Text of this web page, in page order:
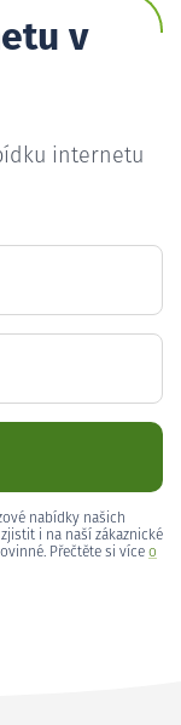
v
internetu
nabídky našich
i na naší zákaznické
Přečtěte si více o